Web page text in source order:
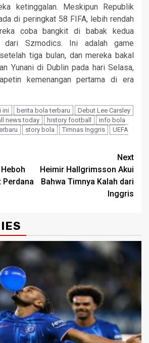
ketinggalan. Meskipun Republik
di peringkat 58 FIFA, lebih rendah
coba bangkit di babak kedua
dari Szmodics. Ini adalah game
tiga bulan, dan mereka bakal
Yunani di Dublin pada hari Selasa,
kemenangan pertama di era
ini berita bola terbaru
Debut Lee Carsley
news today history football
info bola
story bola Timnas Inggris
UEFA
Perdana
Next
Heimir Hallgrimsson Akui
Bahwa Timnya Kalah dari
Inggris